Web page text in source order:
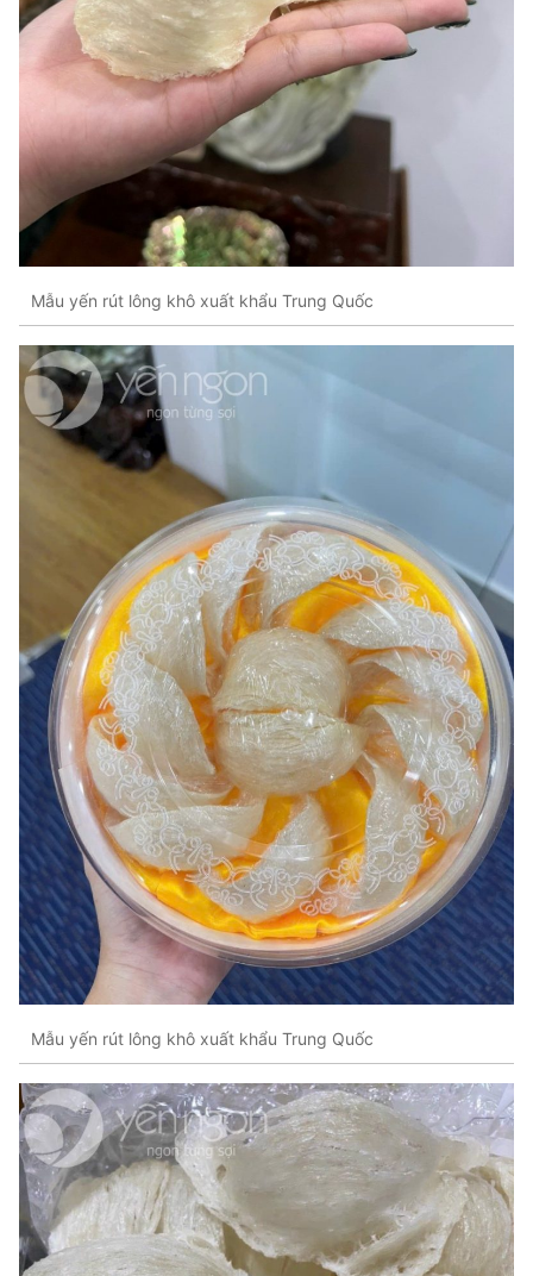
Mẫu yến rút lông khô xuất khẩu Trung Quốc
Mẫu yến rút lông khô xuất khẩu Trung Quốc